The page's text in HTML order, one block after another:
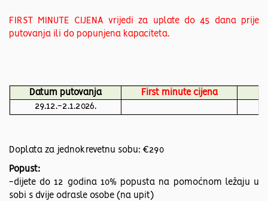
FIRST MINUTE CIJENA vrijedi za uplate do 45 dana prije
putovanja ili do popunjena kapaciteta.
Datum putovanja First minute cijena
29.12.-2.1.2026.
Doplata za jednokrevetnu sobu: €290
Popust:
-dijete do 12 godina 10% popusta na pomoćnom ležaju u
sobi s dvije odrasle osobe (na upit)